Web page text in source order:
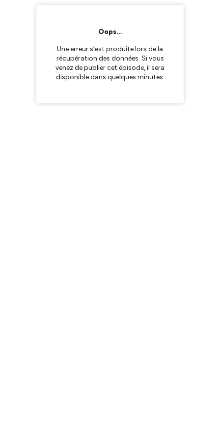
Oops…
Une erreur s’est produite lors de la
récupération des données. Si vous
venez de publier cet épisode, il sera
disponible dans quelques minutes.